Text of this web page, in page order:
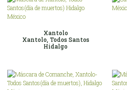
Xantolo
Xantolo, Todos Santos
Hidalgo